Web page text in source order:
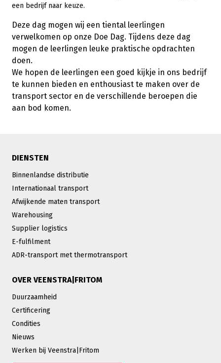
een bedrijf naar keuze.
Deze dag mogen wij een tiental leerlingen
verwelkomen op onze Doe Dag. Tijdens deze dag
mogen de leerlingen leuke praktische opdrachten
doen.
We hopen de leerlingen een goed kijkje in ons bedrijf
te kunnen bieden en enthousiast te maken over de
transport sector en de verschillende beroepen die
aan bod komen.
DIENSTEN
Binnenlandse distributie
Internationaal transport
Afwijkende maten transport
Warehousing
Supplier logistics
E-fulfilment
ADR-transport met thermotransport
OVER VEENSTRA|FRITOM
Duurzaamheid
Certificering
Condities
Nieuws
Werken bij Veenstra|Fritom